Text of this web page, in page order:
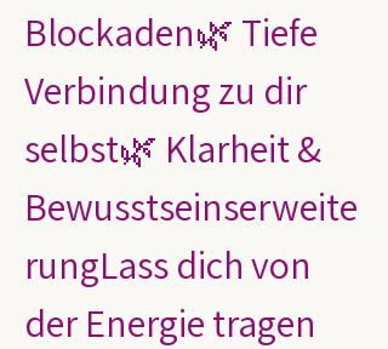
Blockaden🌿 Tiefe
Verbindung zu dir
selbst🌿 Klarheit &
Bewusstseinserweite
rungLass dich von
der Energie tragen